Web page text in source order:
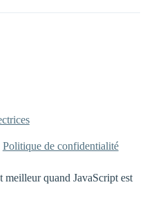
Politique de confidentialité
meilleur quand JavaScript est